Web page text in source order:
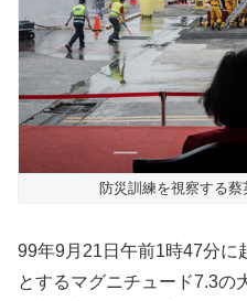
防災訓練を視察する
99年9月21日午前1時47分に
とするマグニチュード7.3の